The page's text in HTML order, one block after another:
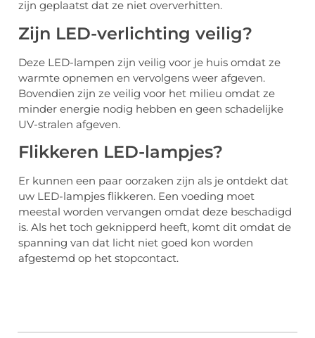
zijn geplaatst dat ze niet oververhitten.
Zijn LED-verlichting veilig?
Deze LED-lampen zijn veilig voor je huis omdat ze
warmte opnemen en vervolgens weer afgeven.
Bovendien zijn ze veilig voor het milieu omdat ze
minder energie nodig hebben en geen schadelijke
UV-stralen afgeven.
Flikkeren LED-lampjes?
Er kunnen een paar oorzaken zijn als je ontdekt dat
uw LED-lampjes flikkeren. Een voeding moet
meestal worden vervangen omdat deze beschadigd
is. Als het toch geknipperd heeft, komt dit omdat de
spanning van dat licht niet goed kon worden
afgestemd op het stopcontact.